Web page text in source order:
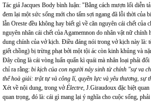
Tác giả Jacques Body bình luận: "Bằng cách mượn lối diễn
đem lại một sức sống mới cho tấm sợi ngang đã lỗi thời của
lẫn Oreste đều không hay biết gì về căn nguyên cái chết của
nguyên nhân cái chết của Agamemnon do nhân vật nữ chính
dung chính của vở kịch. Điều đáng nói trong vở kịch này là:
giết chồng) bị trừng phạt bởi một tội ác còn kinh khủng và
Đây cũng là cái vòng luẩn quẩn kì quái mà nhân loại phải
chỉ ra rằng: bi kịch của con người nảy sinh từ chính "sự va
thể hoà giải: trật tự và công lí, quyền lực và yêu thương, sự
Xét về nội dung, trong vởÉlectre, J.Giraudoux đặc biệt
quan trọng, đó là: cái gì mang lại ý nghĩa cho cuộc sống,